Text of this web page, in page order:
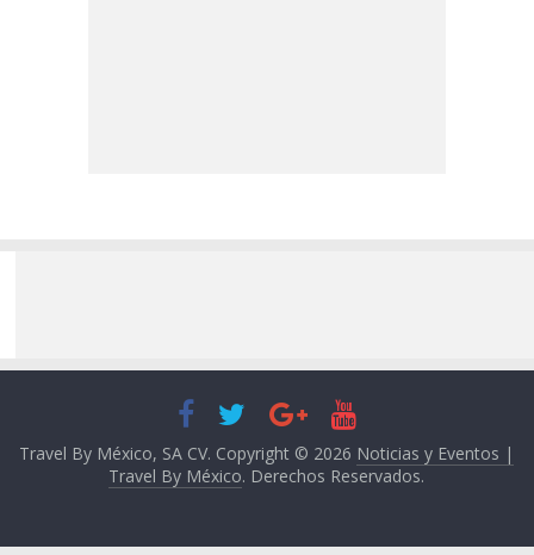
Travel By México, SA CV. Copyright © 2026 Noticias y Eventos |
Travel By México. Derechos Reservados.